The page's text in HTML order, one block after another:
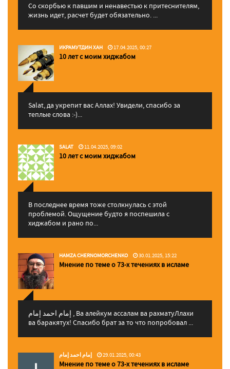
Со скорбью к павшим и ненавестью к притеснителям,
жизнь идет, расчет будет обязательно. ...
ИКРАМУТДИН ХАН 17.04.2025, 00:27
10 лет с моим хиджабом
Salat, да укрепит вас Аллаx! Увидели, спасибо за
теплые слова :-)...
SALAT 11.04.2025, 09:02
10 лет с моим хиджабом
В последнее время тоже столкнулась с этой
проблемой. Ощущение будто я поспешила с
хиджабом и рано по...
HAMZA CHERNOMORCHENKO 30.01.2025, 15:22
Мнение по теме о 73-х течениях в исламе
إمام احمد إمام , Ва алейкум ассалам ва рахматуЛлахи
ва баракятух! Спасибо брат за то что попробовал ...
إمام احمد إمام 29.01.2025, 00:43
Мнение по теме о 73-х течениях в исламе